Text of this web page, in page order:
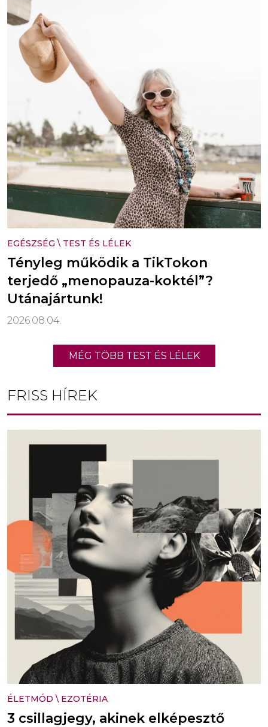
EGÉSZSÉG \ TEST ÉS LÉLEK
Tényleg működik a TikTokon
terjedő „menopauza-koktél”?
Utánajártunk!
2026.08.04.
MÉG TÖBB TEST ÉS LÉLEK
FRISS HÍREK
ÉLETMÓD \ EZOTÉRIA
3 csillagjegy, akinek elképesztő